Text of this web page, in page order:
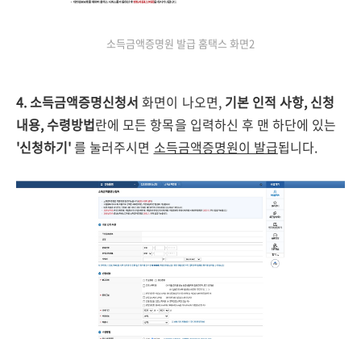
소득금액증명원 발급 홈택스 화면2
4. 소득금액증명신청서 화면이 나오면, 기본 인적 사항, 신청
내용, 수령방법란에 모든 항목을 입력하신 후 맨 하단에 있는
'신청하기' 를 눌러주시면 소득금액증명원이 발급됩니다.